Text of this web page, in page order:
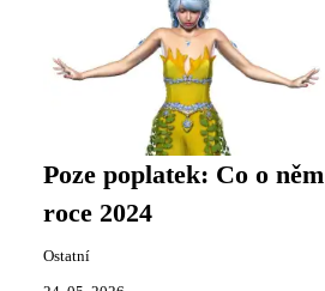
Poze poplatek: Co o
roce 2024
Ostatní